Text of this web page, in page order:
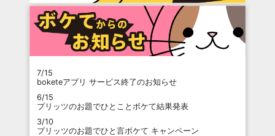
7/15
boketeアプリ サービス終了のお知らせ
6/15
プリッツのお題でひとことボケて結果発表
3/10
プリッツのお題でひと言ボケて キャンペーン